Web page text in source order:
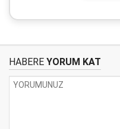
HABERE YORUM KAT